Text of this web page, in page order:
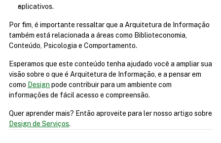
aplicativos.
Por fim, é importante ressaltar que a Arquitetura de Informação
também está relacionada a áreas como Biblioteconomia,
Conteúdo, Psicologia e Comportamento.
Esperamos que este conteúdo tenha ajudado você a ampliar sua
visão sobre o que é Arquitetura de Informação, e a pensar em
como Design pode contribuir para um ambiente com
informações de fácil acesso e compreensão.
Design de Serviços.